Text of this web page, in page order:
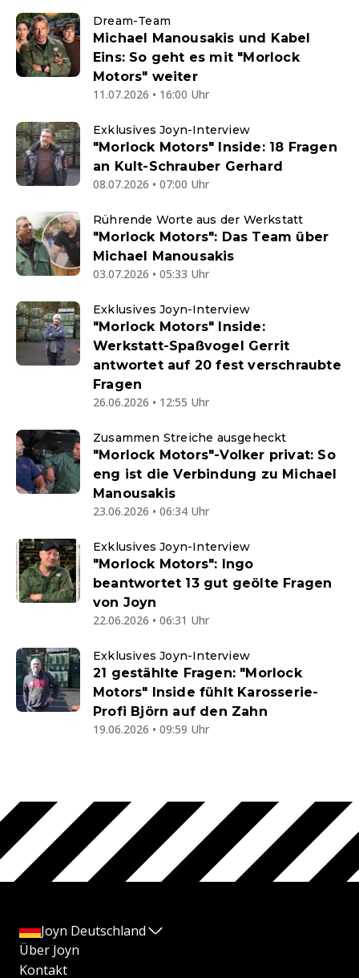
Dream-Team
Michael Manousakis und Kabel
Eins: So geht es mit "Morlock
Motors" weiter
11.07.2026 • 16:00 Uhr
Exklusives Joyn-Interview
"Morlock Motors" Inside: 18 Fragen
an Kult-Schrauber Gerhard
08.07.2026 • 07:00 Uhr
Rührende Worte aus der Werkstatt
"Morlock Motors": Das Team über
Michael Manousakis
03.07.2026 • 05:33 Uhr
Exklusives Joyn-Interview
"Morlock Motors" Inside:
Werkstatt-Spaßvogel Gerrit
antwortet auf 20 fest verschraubte
Fragen
26.06.2026 • 12:55 Uhr
Zusammen Streiche ausgeheckt
"Morlock Motors"-Volker privat: So
eng ist die Verbindung zu Michael
Manousakis
23.06.2026 • 06:34 Uhr
Exklusives Joyn-Interview
"Morlock Motors": Ingo
beantwortet 13 gut geölte Fragen
von Joyn
22.06.2026 • 06:31 Uhr
Exklusives Joyn-Interview
21 gestählte Fragen: "Morlock
Motors" Inside fühlt Karosserie-
Profi Björn auf den Zahn
19.06.2026 • 09:59 Uhr
Joyn Deutschland
Über Joyn
Kontakt